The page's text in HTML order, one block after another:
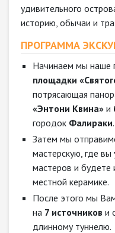
удивительного
историю, обычаи и
ПРОГРАММА
Начинаем мы наше
площадки
потрясающая
«Энтони Квина» и
городок Фалираки.
Затем мы
мастерскую, где
мастеров и будете
местной керамике.
После этого мы
на 7 источников и
длинному туннелю.